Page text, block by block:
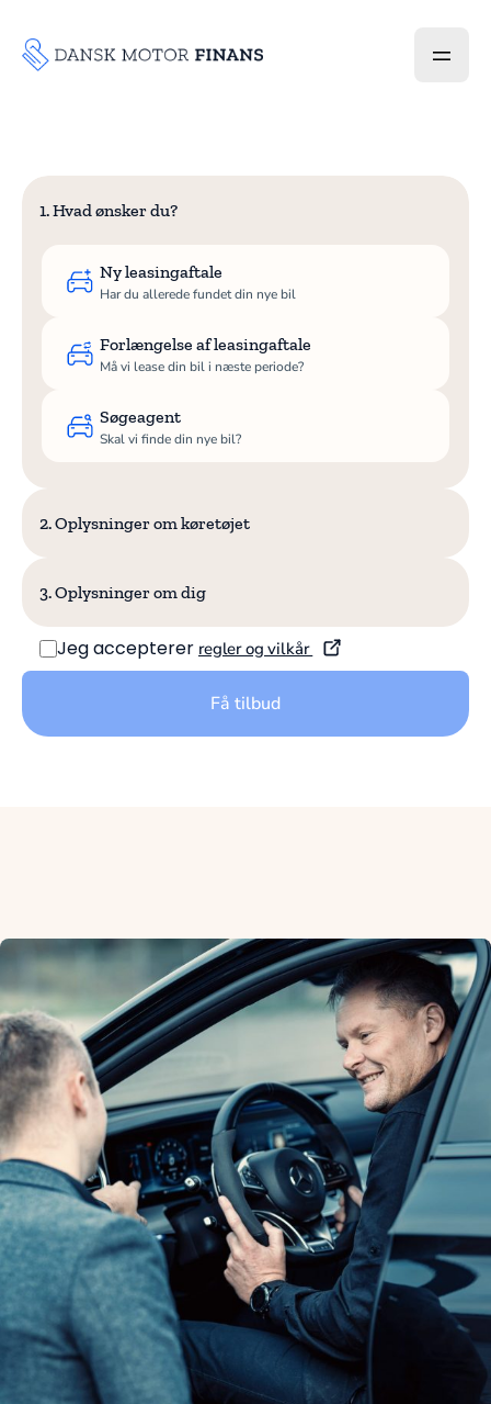
1. Hvad ønsker du?
Ny leasingaftale
Har du allerede fundet din nye bil
Forlængelse af leasingaftale
Må vi lease din bil i næste periode?
Søgeagent
Skal vi finde din nye bil?
2. Oplysninger om køretøjet
eller
3. Oplysninger om dig
Jeg accepterer regler og vilkår
Få tilbud